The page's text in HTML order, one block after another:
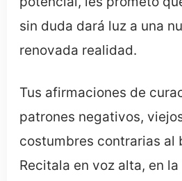
sin duda dará luz a una
renovada realidad.
Tus afirmaciones de
patrones negativos,
costumbres contrarias al
Recitala en voz alta, en